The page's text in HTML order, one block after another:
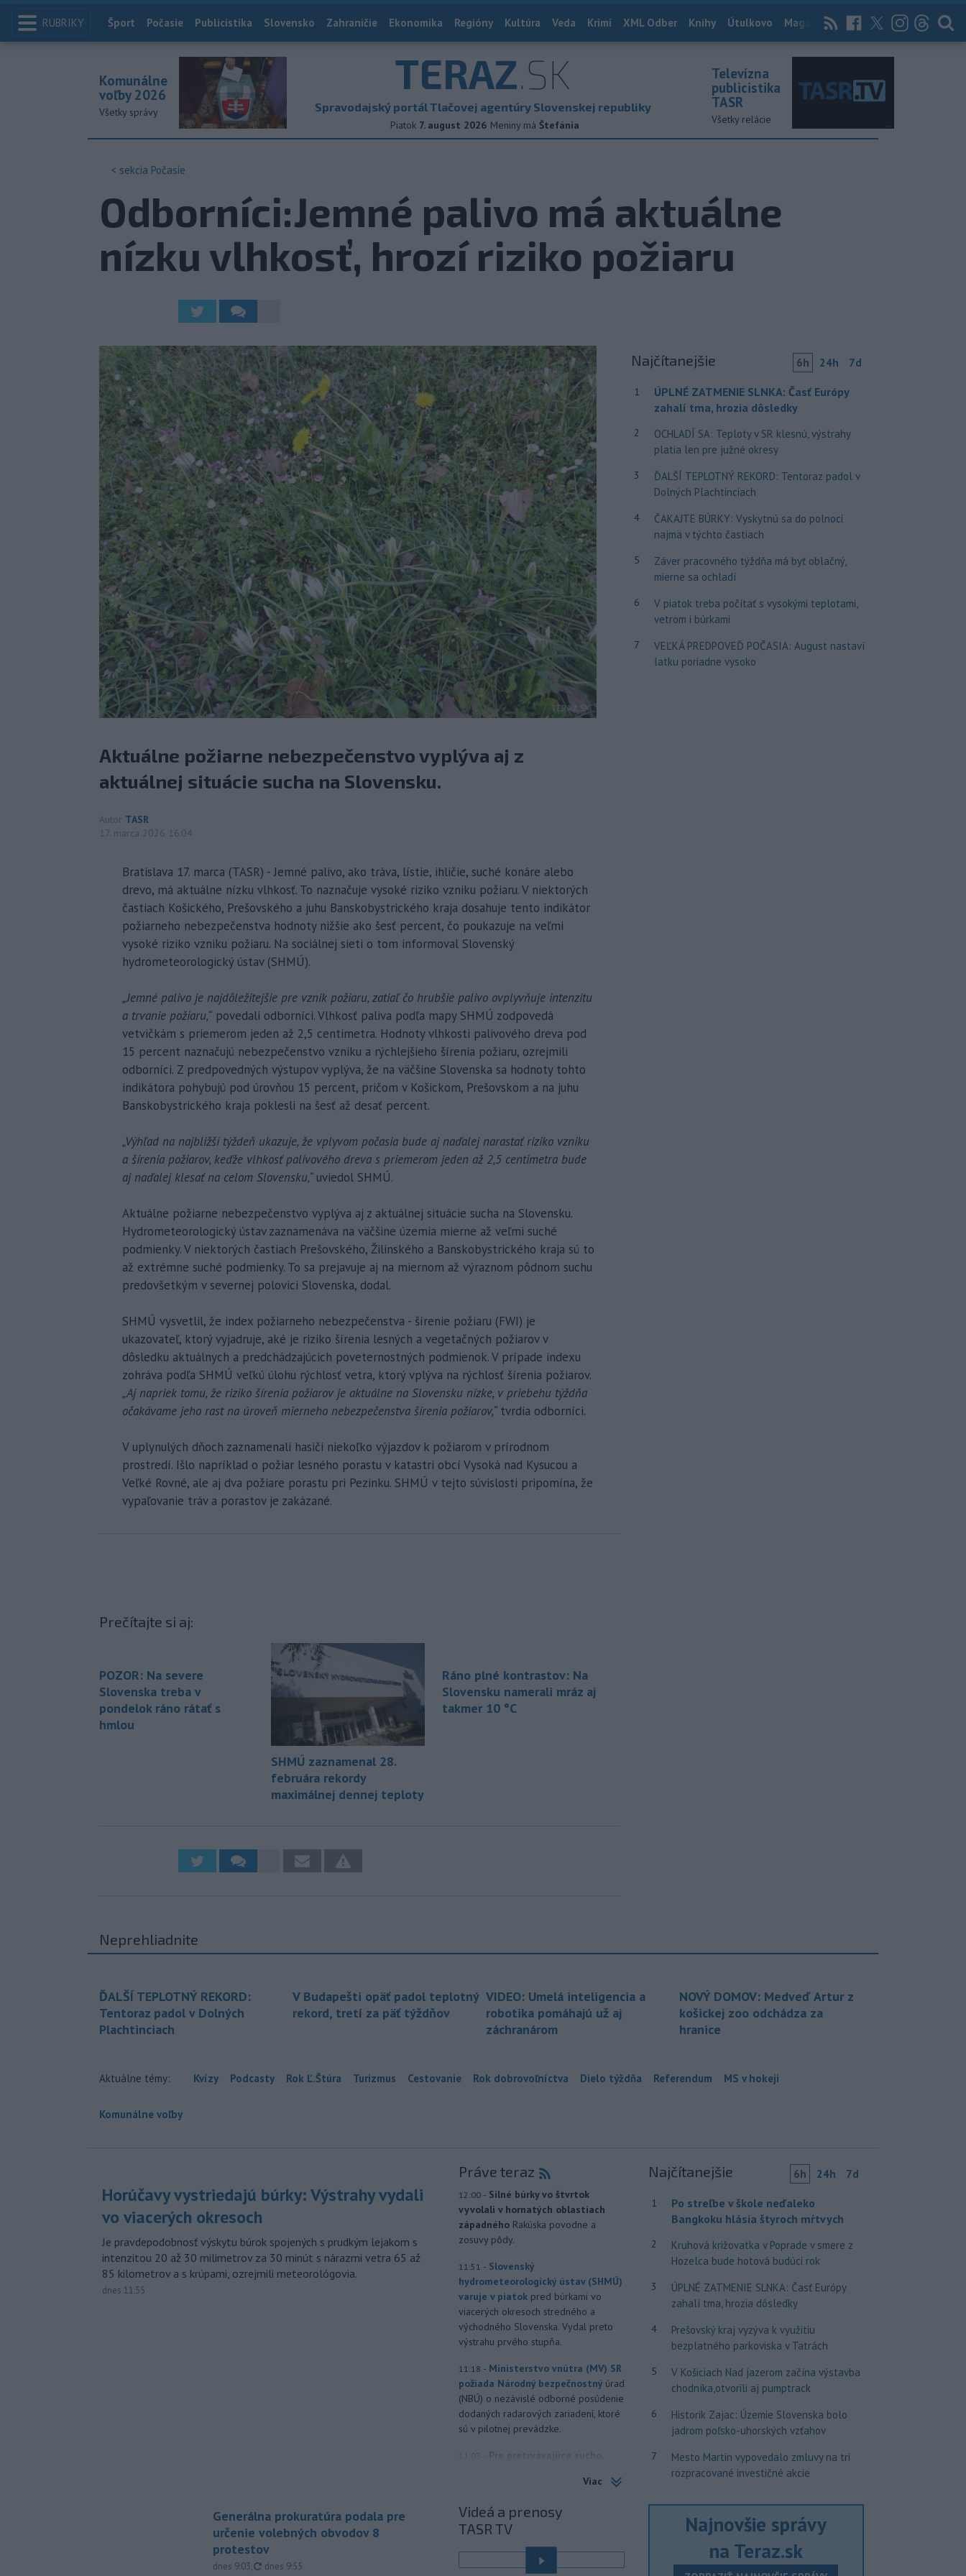
RUBRIKY Index
Šport Počasie Publicistika Slovensko Zahraničie Ekonomika Regióny Kultúra Veda Krimi XML Odber Knihy Útulkovo Magazín News Now Archív
TERAZ.SK
Spravodajský portál Tlačovej agentúry Slovenskej republiky
Piatok 7. august 2026 Meniny má Štefánia
Komunálne
voľby 2026
Všetky správy
Televízna
publicistika
TASR
Všetky relácie
< sekcia Počasie
Odborníci:Jemné palivo má aktuálne
nízku vlhkosť, hrozí riziko požiaru
Aktuálne požiarne nebezpečenstvo vyplýva aj z
aktuálnej situácie sucha na Slovensku.
Autor TASR
17. marca 2026 16:04
Bratislava 17. marca (TASR) - Jemné palivo, ako tráva, lístie, ihličie, suché konáre alebo
drevo, má aktuálne nízku vlhkosť. To naznačuje vysoké riziko vzniku požiaru. V niektorých
častiach Košického, Prešovského a juhu Banskobystrického kraja dosahuje tento indikátor
požiarneho nebezpečenstva hodnoty nižšie ako šesť percent, čo poukazuje na veľmi
vysoké riziko vzniku požiaru. Na sociálnej sieti o tom informoval Slovenský
hydrometeorologický ústav (SHMÚ).
„Jemné palivo je najdôležitejšie pre vznik požiaru, zatiaľ čo hrubšie palivo ovplyvňuje intenzitu
a trvanie požiaru,“ povedali odborníci. Vlhkosť paliva podľa mapy SHMÚ zodpovedá
vetvičkám s priemerom jeden až 2,5 centimetra. Hodnoty vlhkosti palivového dreva pod
15 percent naznačujú nebezpečenstvo vzniku a rýchlejšieho šírenia požiaru, ozrejmili
odborníci. Z predpovedných výstupov vyplýva, že na väčšine Slovenska sa hodnoty tohto
indikátora pohybujú pod úrovňou 15 percent, pričom v Košickom, Prešovskom a na juhu
Banskobystrického kraja poklesli na šesť až desať percent.
„Výhľad na najbližší týždeň ukazuje, že vplyvom počasia bude aj naďalej narastať riziko vzniku
a šírenia požiarov, keďže vlhkosť palivového dreva s priemerom jeden až 2,5 centimetra bude
aj naďalej klesať na celom Slovensku,“ uviedol SHMÚ.
Aktuálne požiarne nebezpečenstvo vyplýva aj z aktuálnej situácie sucha na Slovensku.
Hydrometeorologický ústav zaznamenáva na väčšine územia mierne až veľmi suché
podmienky. V niektorých častiach Prešovského, Žilinského a Banskobystrického kraja sú to
až extrémne suché podmienky. To sa prejavuje aj na miernom až výraznom pôdnom suchu
predovšetkým v severnej polovici Slovenska, dodal.
SHMÚ vysvetlil, že index požiarneho nebezpečenstva - šírenie požiaru (FWI) je
ukazovateľ, ktorý vyjadruje, aké je riziko šírenia lesných a vegetačných požiarov v
dôsledku aktuálnych a predchádzajúcich poveternostných podmienok. V prípade indexu
zohráva podľa SHMÚ veľkú úlohu rýchlosť vetra, ktorý vplýva na rýchlosť šírenia požiarov.
„Aj napriek tomu, že riziko šírenia požiarov je aktuálne na Slovensku nízke, v priebehu týždňa
očakávame jeho rast na úroveň mierneho nebezpečenstva šírenia požiarov,“ tvrdia odborníci.
V uplynulých dňoch zaznamenali hasiči niekoľko výjazdov k požiarom v prírodnom
prostredí. Išlo napríklad o požiar lesného porastu v katastri obcí Vysoká nad Kysucou a
Veľké Rovné, ale aj dva požiare porastu pri Pezinku. SHMÚ v tejto súvislosti pripomína, že
vypaľovanie tráv a porastov je zakázané.
Prečítajte si aj:
POZOR: Na severe
Slovenska treba v
pondelok ráno rátať s
hmlou
SHMÚ zaznamenal 28.
februára rekordy
maximálnej dennej teploty
Ráno plné kontrastov: Na
Slovensku namerali mráz aj
takmer 10 °C
Najčítanejšie 6h 24h 7d
1
ÚPLNÉ ZATMENIE SLNKA: Časť Európy
zahalí tma, hrozia dôsledky
2
OCHLADÍ SA: Teploty v SR klesnú, výstrahy
platia len pre južné okresy
3
ĎALŠÍ TEPLOTNÝ REKORD: Tentoraz padol v
Dolných Plachtinciach
4
ČAKAJTE BÚRKY: Vyskytnú sa do polnoci
najmä v týchto častiach
5
Záver pracovného týždňa má byť oblačný,
mierne sa ochladí
6
V piatok treba počítať s vysokými teplotami,
vetrom i búrkami
7
VEĽKÁ PREDPOVEĎ POČASIA: August nastaví
latku poriadne vysoko
Neprehliadnite
ĎALŠÍ TEPLOTNÝ REKORD:
Tentoraz padol v Dolných
Plachtinciach
V Budapešti opäť padol teplotný
rekord, tretí za päť týždňov
VIDEO: Umelá inteligencia a
robotika pomáhajú už aj
záchranárom
NOVÝ DOMOV: Medveď Artur z
košickej zoo odchádza za
hranice
Aktuálne témy: Kvízy Podcasty Rok Ľ.Štúra Turizmus Cestovanie Rok dobrovoľníctva Dielo týždňa Referendum MS v hokeji
Komunálne voľby
Horúčavy vystriedajú búrky: Výstrahy vydali
vo viacerých okresoch
Je pravdepodobnosť výskytu búrok spojených s prudkým lejakom s
intenzitou 20 až 30 milimetrov za 30 minút s nárazmi vetra 65 až
85 kilometrov a s krúpami, ozrejmili meteorológovia.
dnes 11:55
Generálna prokuratúra podala pre
určenie volebných obvodov 8
protestov
dnes 9:03, aktualizované
dnes 9:55
Práve teraz
12:00 - Silné búrky vo štvrtok
vyvolali v hornatých oblastiach
západného Rakúska povodne a
zosuvy pôdy.
11:51 - Slovenský
hydrometeorologický ústav (SHMÚ)
varuje v piatok pred búrkami vo
viacerých okresoch stredného a
východného Slovenska. Vydal preto
výstrahu prvého stupňa.
11:18 - Ministerstvo vnútra (MV) SR
požiada Národný bezpečnostný úrad
(NBÚ) o nezávislé odborné posúdenie
dodaných radarových zariadení, ktoré
sú v pilotnej prevádzke.
Pre pretrvávajúce sucho,
Čaj a Vyšný Čaj v okrese Košice-okolie.
do ukončenia premávky bude z
dôvoduhudobného festivalu
Viac
Videá a prenosy
TASR TV
Najčítanejšie 6h 24h 7d
1
Po streľbe v škole neďaleko
Bangkoku hlásia štyroch mŕtvych
2
Kruhová križovatka v Poprade v smere z
Hozelca bude hotová budúci rok
3
ÚPLNÉ ZATMENIE SLNKA: Časť Európy
zahalí tma, hrozia dôsledky
4
Prešovský kraj vyzýva k využitiu
bezplatného parkoviska v Tatrách
5
V Košiciach Nad jazerom začína výstavba
chodníka,otvorili aj pumptrack
6
Historik Zajac: Územie Slovenska bolo
jadrom poľsko-uhorských vzťahov
7
Mesto Martin vypovedalo zmluvy na tri
rozpracované investičné akcie
Najnovšie správy
na Teraz.sk